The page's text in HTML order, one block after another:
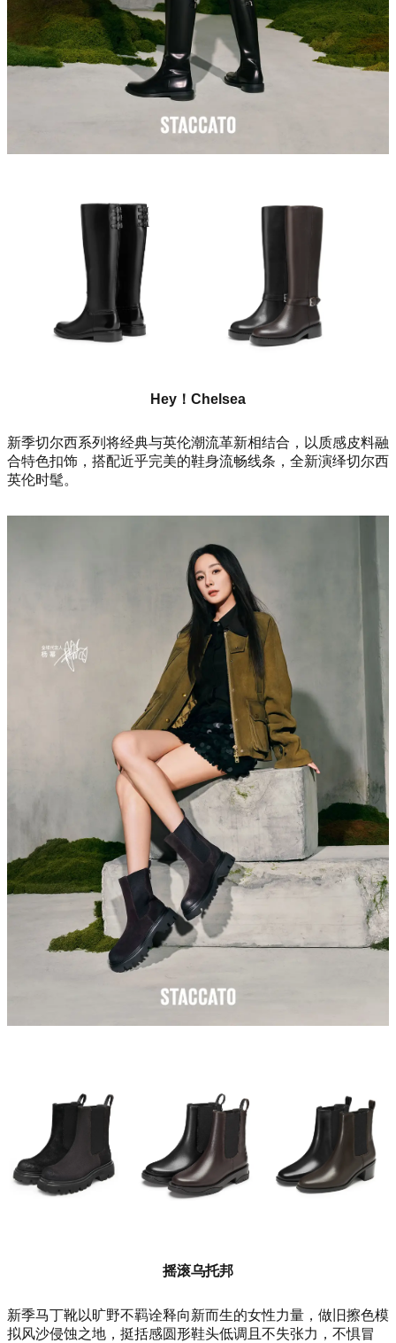
Hey！Chelsea
新季切尔西系列将经典与英伦潮流革新相结合，以质感皮料融
合特色扣饰，搭配近乎完美的鞋身流畅线条，全新演绎切尔西
英伦时髦。
摇滚乌托邦
新季马丁靴以旷野不羁诠释向新而生的女性力量，做旧擦色模
拟风沙侵蚀之地，挺括感圆形鞋头低调且不失张力，不惧冒